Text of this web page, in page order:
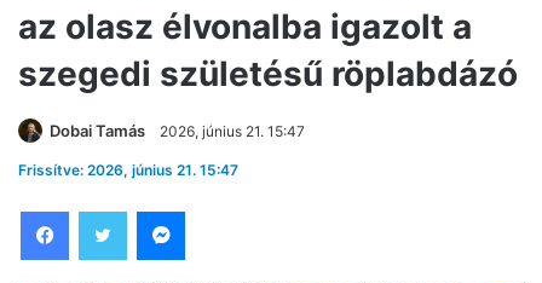
az olasz élvonalba igazolt a
szegedi születésű röplabdázó
Dobai Tamás 2026, június 21. 15:47
Frissítve: 2026, június 21. 15:47